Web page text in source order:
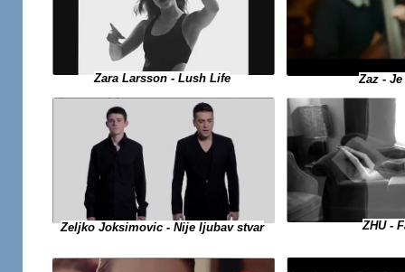
Zara Larsson - Lush Life Zaz -
Zeljko Joksimovic - Nije ljubav stvar ZHU -